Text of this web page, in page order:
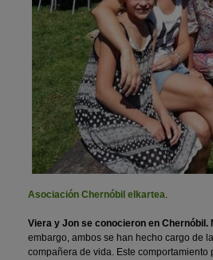
Asociación Chernóbil elkartea.
Viera y Jon se conocieron en
embargo, ambos se han hecho cargo de
compañera de vida. Este